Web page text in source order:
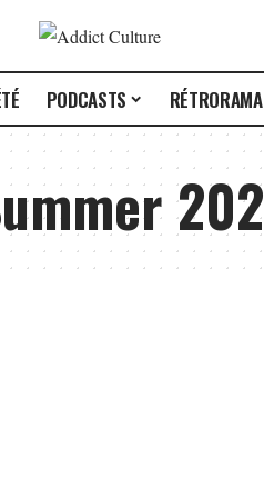
PODCASTS RÉTRORAMA